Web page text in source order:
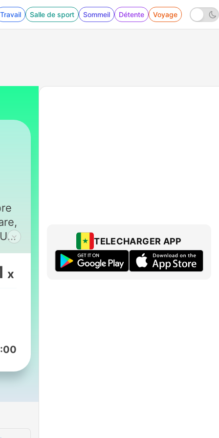
Travail Salle de sport Sommeil Détente Voyage
- Paulo Silveira comenta: Pesos Abertos e
x
TELECHARGER APP